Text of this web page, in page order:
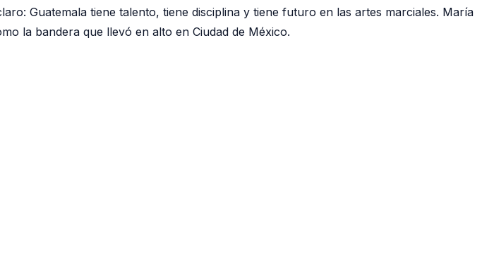
Guatemala tiene talento, tiene disciplina y tiene futuro en las artes marciales. María
la bandera que llevó en alto en Ciudad de México.